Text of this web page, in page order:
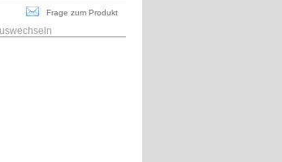
Frage zum Produkt